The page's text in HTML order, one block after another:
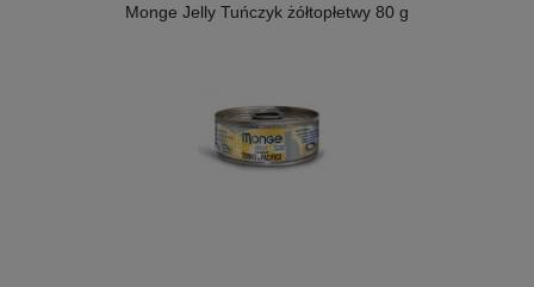
Monge Jelly Tuńczyk żółtopłetwy 80 g